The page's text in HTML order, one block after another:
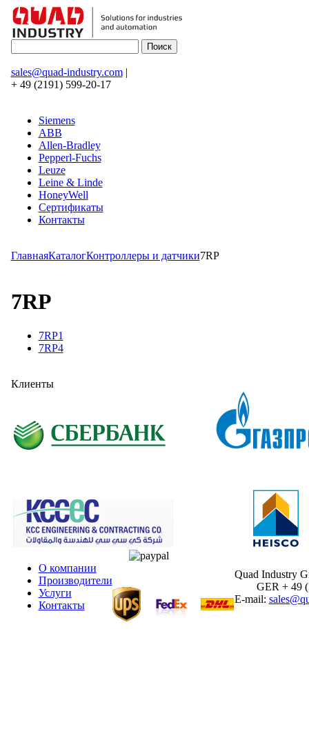
sales@quad-industry.com|
+ 49 (2191) 599-20-17
Siemens
ABB
Allen-Bradley
Pepperl-Fuchs
Leuze
Leine & Linde
HoneyWell
Сертификаты
Контакты
ГлавнаяКаталогКонтроллеры и датчики7RP
7RP
7RP1
7RP4
Клиенты
О компании
Производители
Услуги
Контакты
Quad Industry
GER + 49
E-mail: